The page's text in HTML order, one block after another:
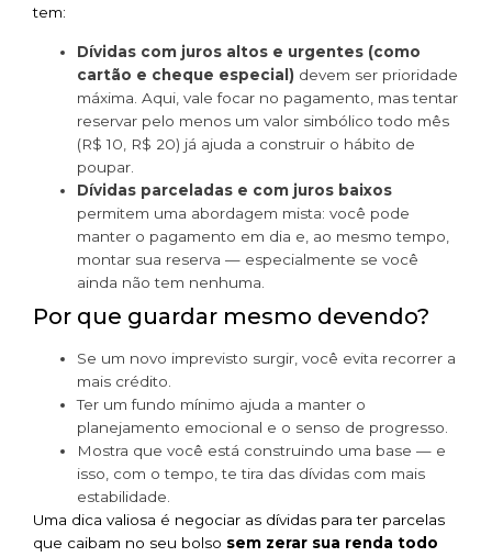
tem:
Dívidas com juros altos e urgentes (como
cartão e cheque especial) devem ser prioridade
máxima. Aqui, vale focar no pagamento, mas tentar
reservar pelo menos um valor simbólico todo mês
(R$ 10, R$ 20) já ajuda a construir o hábito de
poupar.
Dívidas parceladas e com juros baixos
permitem uma abordagem mista: você pode
manter o pagamento em dia e, ao mesmo tempo,
montar sua reserva — especialmente se você
ainda não tem nenhuma.
Por que guardar mesmo devendo?
Se um novo imprevisto surgir, você evita recorrer a
mais crédito.
Ter um fundo mínimo ajuda a manter o
planejamento emocional e o senso de progresso.
Mostra que você está construindo uma base — e
isso, com o tempo, te tira das dívidas com mais
estabilidade.
Uma dica valiosa é negociar as dívidas para ter parcelas
que caibam no seu bolso sem zerar sua renda todo